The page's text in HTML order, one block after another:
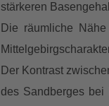
stärkeren
Die räumliche
Der Kontrast
des Sandberges bei